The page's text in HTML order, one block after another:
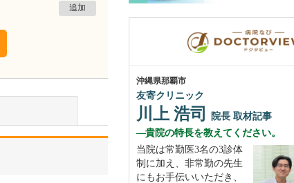
追加
沖縄県那覇市
友寄クリニック
川上 浩司 院長 取材記事
貴院の特長を教えてください。
当院は常勤医3名の3診体
制に加え、非常勤の先生
にもお手伝いいただき、